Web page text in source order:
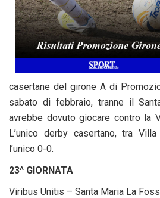
casertane del girone A di
sabato di febbraio, tranne il
avrebbe dovuto giocare contro la
L’unico derby casertano, tra
l’unico 0-0.
23^ GIORNATA
Viribus Unitis – Santa Maria La